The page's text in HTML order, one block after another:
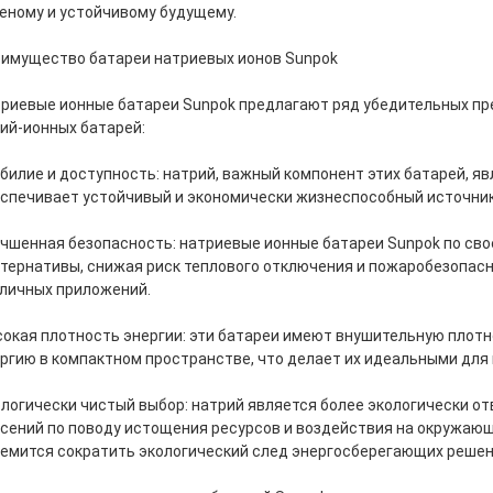
и устойчивому будущему.
батареи натриевых ионов Sunpok
ионные батареи Sunpok предлагают ряд убедительных
ионных батарей:
и доступность: натрий, важный компонент этих батарей,
устойчивый и экономически жизнеспособный
безопасность: натриевые ионные батареи Sunpok по
снижая риск теплового отключения и
приложений.
плотность энергии: эти батареи имеют внушительную
в компактном пространстве, что делает их идеальными
чистый выбор: натрий является более экологически
по поводу истощения ресурсов и воздействия на
сократить экологический след энергосберегающих